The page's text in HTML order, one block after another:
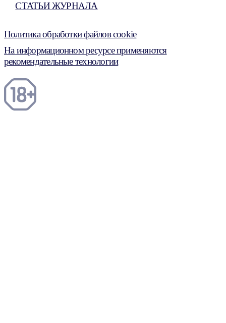
СТАТЬИ ЖУРНАЛА
Политика обработки файлов cookie
На информационном ресурсе применяются
рекомендательные технологии